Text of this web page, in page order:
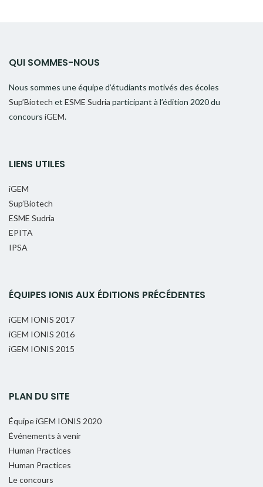
QUI SOMMES-NOUS
Nous sommes une équipe d’étudiants motivés des écoles
Sup’Biotech et ESME Sudria participant à l’édition 2020 du
concours iGEM.
LIENS UTILES
iGEM
Sup’Biotech
ESME Sudria
EPITA
IPSA
ÉQUIPES IONIS AUX ÉDITIONS PRÉCÉDENTES
iGEM IONIS 2017
iGEM IONIS 2016
iGEM IONIS 2015
PLAN DU SITE
Équipe iGEM IONIS 2020
Événements à venir
Human Practices
Human Practices
Le concours